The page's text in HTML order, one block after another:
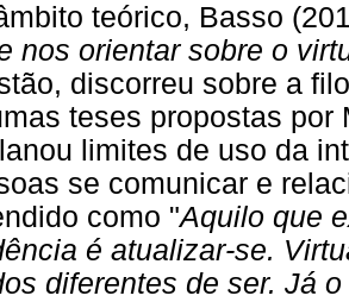
teórico, Basso
nos orientar sobre o
discorreu sobre a
teses propostas
limites de uso da
se comunicar e
como "Aquilo que
é atualizar-se.
diferentes de ser. Já